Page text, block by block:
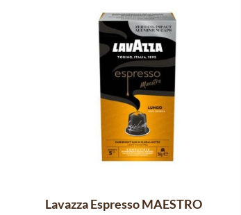
Lavazza Espresso MAESTRO